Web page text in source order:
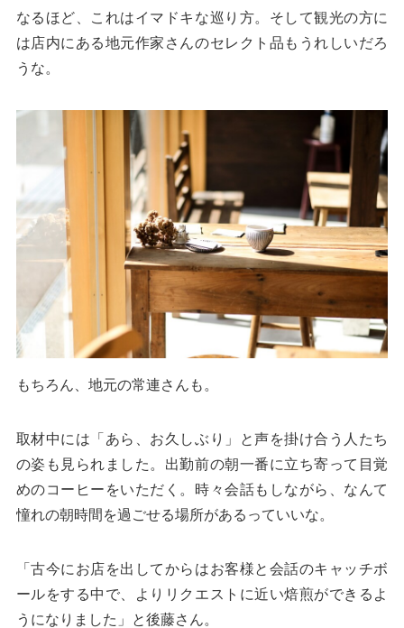
なるほど、これはイマドキな巡り方。そして観光の方に
は店内にある地元作家さんのセレクト品もうれしいだろ
うな。
もちろん、地元の常連さんも。
取材中には「あら、お久しぶり」と声を掛け合う人たち
の姿も見られました。出勤前の朝一番に立ち寄って目覚
めのコーヒーをいただく。時々会話もしながら、なんて
憧れの朝時間を過ごせる場所があるっていいな。
「古今にお店を出してからはお客様と会話のキャッチボ
ールをする中で、よりリクエストに近い焙煎ができるよ
うになりました」と後藤さん。